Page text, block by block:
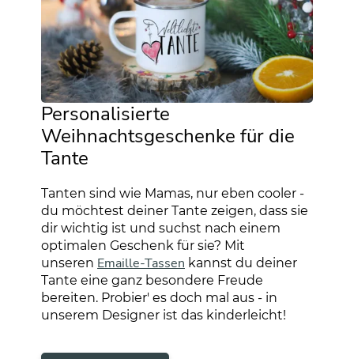
Personalisierte
Weihnachtsgeschenke für die
Tante
Tanten sind wie Mamas, nur eben cooler -
du möchtest deiner Tante zeigen, dass sie
dir wichtig ist und suchst nach einem
optimalen Geschenk für sie? Mit
unseren Emaille-Tassen kannst du deiner
Tante eine ganz besondere Freude
bereiten. Probier' es doch mal aus - in
unserem Designer ist das kinderleicht!